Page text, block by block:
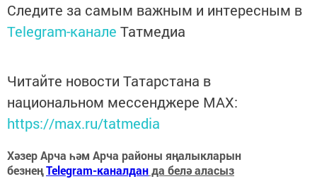
Следите за самым важным и интересным в
Telegram-канале Татмедиа
Читайте новости Татарстана в
национальном мессенджере MАХ:
https://max.ru/tatmedia
Хәзер Арча һәм Арча районы яңалыкларын
безнеңTelegram-каналданда белә аласыз